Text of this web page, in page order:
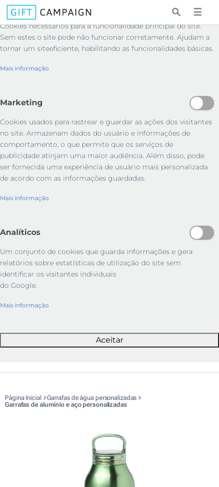
Essenciais
Cookies necessários para a funcionalidade principal do site.
Sem estes o site pode não funcionar corretamente. Ajudam a
tornar um siteeficiente, habilitando as funcionalidades básicas.
Mais informação
Marketing
Cookies usados ​​para rastrear e guardar as ações dos visitantes
no site. Armazenam dados do usuário e informações de
comportamento, o que permite que os serviços de
publicidade atinjam uma maior audiência. Além disso, pode
ser fornecida uma experiência de usuário mais personalizada
de acordo com as informações guardadas.
Mais informação
Analíticos
Um conjunto de cookies que guarda informações e gera
relatórios sobre estatísticas de utilização do site sem
identificar os visitantes individuais
do Google.
Mais informação
Aceitar
☰
Página Inicial
Garrafas de água personalizadas
Garrafas de alumínio e aço personalizadas